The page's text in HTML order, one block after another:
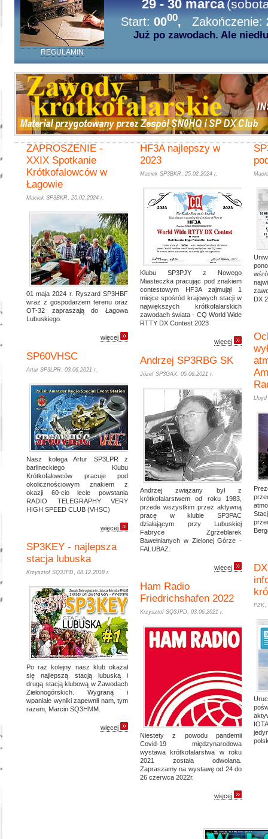
REGULAMIN
29 - 30 marca
Start: 0000, Zakończenie:
Już po zawodach. Ale
ZAPROSZENIE -
XXIX Spotkanie
Krótkofalowców w
Łagowie
Maciek SP3BKR , 25.02.2024 r.
01 maja 2024 r. Ryszard SP3HBF
wraz z gospodarzem terenu oraz
OT-32 zapraszają do Łagowa
Lubuskiego.
więcej
SP60VHSC
Artur SP3LPR , 03.06.2021 r.
Nasz kolega Artur SP3LPR z
barlineckiego Klubu
Krótkofalowców pracuje pod
okolicznościowym znakiem z
okazji 60-cio lecie powstania
RADIO TELEGRAPHY VERY
HIGH SPEED CLUB (VHSC)
więcej
SP3KEY - najlepsza
stacja lubuska
Krzysztof SQ3JPD , 08.12.2018 r.
Po raz kolejny nasz klub okazał
się najlepszą stacją lubuską i
drugą stacją klubową w Zawodach
Zielonogórskich. Wygraną i
wpaniałe wyniki zapewnił nam, tym
razem, Marcin SQ3HMM.
więcej
HF3A najlepszy w
2023
Maciek SP3BKR , 25.02.2024 r.
Klubu SP3PJY z Nowego
Miasteczka pracując pod znakiem
contestowym HF3A zajmujął 1
miejce spośród krajowych stacji w
największych krótkofalarskich
zawodach świata - CQ World Wide
RTTY DX Contest 2023
więcej
Andrzej SP3RBG SK
Józef SP3GAX, 05.06.2021 r.
Andrzej związany był z
krótkofalarstwem od roku 1983,
przede wszystkim przez aktywną
pracę w klubie SP3PAC
działającym przy Lubuskiej
Fabryce Zgrzeblarek
Bawełnianych w Zielonej Górze -
FALUBAZ.
więcej
Ham Radio
Friedrichshafen 2022
Krzysztof SQ3JPD , 03.06.2021 r.
Niestety z powodu pandemii
Covid-19 międzynarodowa
wystawa krótkofalarstwa w roku
2021 została odwołana.
Zapraszamy na wystawę od 24 do
26 czerwca 2022r.
więcej
DX
Lloyd
PZK,